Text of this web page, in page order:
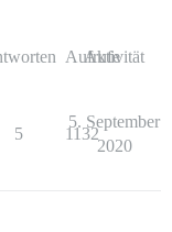
Aufrufe
Aktivität
5 1132
5. September
2020